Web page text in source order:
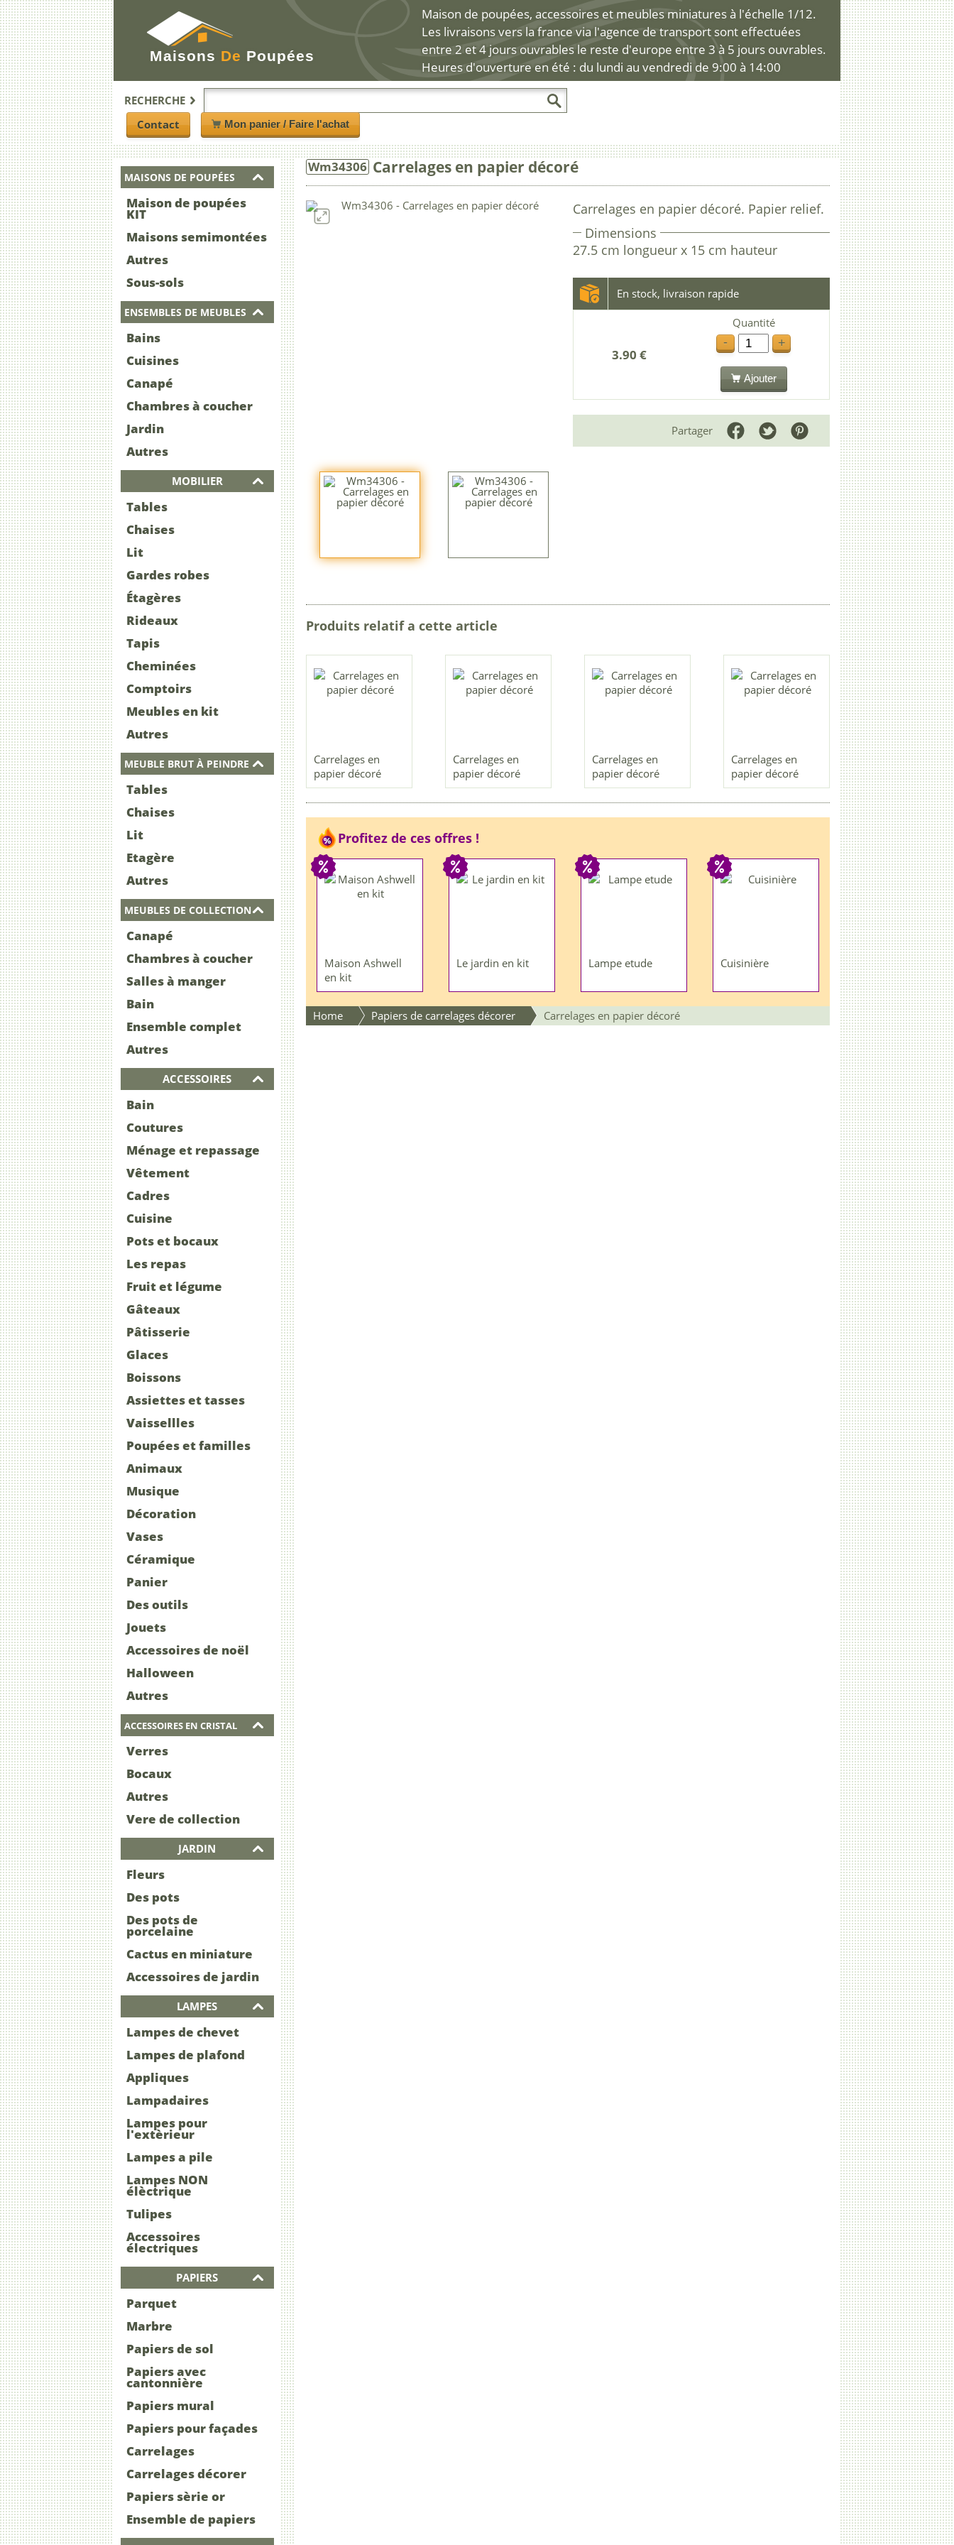
Maisons De Poupées
Maison de poupées, accessoires et meubles miniatures à l'échelle 1/12.
Les livraisons vers la france via l'agence de transport sont effectuées
entre 2 et 4 jours ouvrables le reste d'europe entre 3 à 5 jours ouvrables.
Heures d'ouverture en été : du lundi au vendredi de 9:00 à 14:00
RECHERCHE
Contact
Mon panier / Faire l'achat
MAISONS DE POUPÉES
Maison de poupées
KIT
Maisons semimontées
Autres
Sous-sols
ENSEMBLES DE MEUBLES
Bains
Cuisines
Canapé
Chambres à coucher
Jardin
Autres
MOBILIER
Tables
Chaises
Lit
Gardes robes
Étagères
Rideaux
Tapis
Cheminées
Comptoirs
Meubles en kit
Autres
MEUBLE BRUT À PEINDRE
Tables
Chaises
Lit
Etagère
Autres
MEUBLES DE COLLECTION
Canapé
Chambres à coucher
Salles à manger
Bain
Ensemble complet
Autres
ACCESSOIRES
Bain
Coutures
Ménage et repassage
Vêtement
Cadres
Cuisine
Pots et bocaux
Les repas
Fruit et légume
Gâteaux
Pâtisserie
Glaces
Boissons
Assiettes et tasses
Vaissellles
Poupées et familles
Animaux
Musique
Décoration
Vases
Céramique
Panier
Des outils
Jouets
Accessoires de noël
Halloween
Autres
ACCESSOIRES EN CRISTAL
Verres
Bocaux
Autres
Vere de collection
JARDIN
Fleurs
Des pots
Des pots de
porcelaine
Cactus en miniature
Accessoires de jardin
LAMPES
Lampes de chevet
Lampes de plafond
Appliques
Lampadaires
Lampes pour
l'extèrieur
Lampes a pile
Lampes NON
élèctrique
Tulipes
Accessoires
électriques
PAPIERS
Parquet
Marbre
Papiers de sol
Papiers avec
cantonnière
Papiers mural
Papiers pour façades
Carrelages
Carrelages décorer
Papiers sèrie or
Ensemble de papiers
Wm34306 Carrelages en papier décoré
Carrelages en papier décoré. Papier relief.
Dimensions
27.5 cm longueur x 15 cm hauteur
En stock, livraison rapide
3.90 €
Quantité
-
+
Ajouter
Partager
Produits relatif a cette article
Carrelages en
papier décoré
Carrelages en
papier décoré
Carrelages en
papier décoré
Carrelages en
papier décoré
Profitez de ces offres !
Maison Ashwell
en kit
Le jardin en kit Lampe etude Cuisinière
Home Papiers de carrelages décorer Carrelages en papier décoré